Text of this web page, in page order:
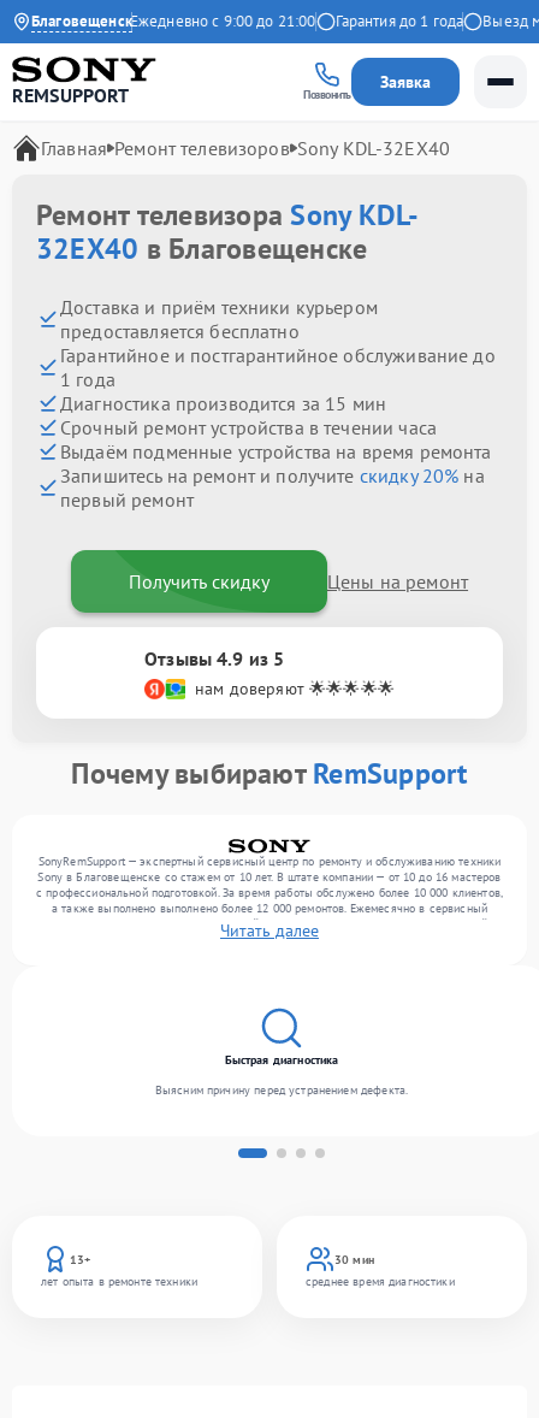
Благовещенск
на Яндекс Ежедневно с 9:00 до 21:00 Гарантия до 1 года Выезд
REMSUPPORT Позвонить
Заявка
Главная Ремонт телевизоров Sony KDL-32EX40
Ремонт телевизораSony KDL-
32EX40 в Благовещенске
Доставка и приём техники курьером
предоставляется бесплатно
Гарантийное и постгарантийное обслуживание до
1 года
Диагностика производится за 15 мин
Срочный ремонт устройства в течении часа
Выдаём подменные устройства на время ремонта
Запишитесь на ремонт и получите скидку 20% на
первый ремонт
Получить скидку Цены на ремонт
Отзывы 4.9 из 5
нам доверяют 🌟🌟🌟🌟🌟
Почему выбираютRemSupport
SonyRemSupport — экспертный сервисный центр по ремонту и обслуживанию техники
Sony в Благовещенске со стажем от 10 лет. В штате компании — от 10 до 16 мастеров
с профессиональной подготовкой. За время работы обслужено более 10 000 клиентов,
а также выполнено выполнено более 12 000 ремонтов. Ежемесячно в сервисный
центр поступает более 300 обращений, включая , , . Мы беремся за задачи любой
сложности и поддерживаем высокий стандарт качества благодаря опыту команды.
Читать далее
13+
лет опыта в ремонте техники
30 мин
среднее время диагностики
Быстрая диагностика
Выясним причину перед устранением дефекта.